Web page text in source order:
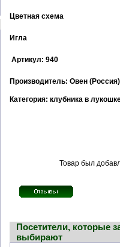
Цветная схема
Игла
Артикул: 940
Производитель: Овен (Россия)
Категория: клубника в
Товар был
Посетители, которые
выбирают